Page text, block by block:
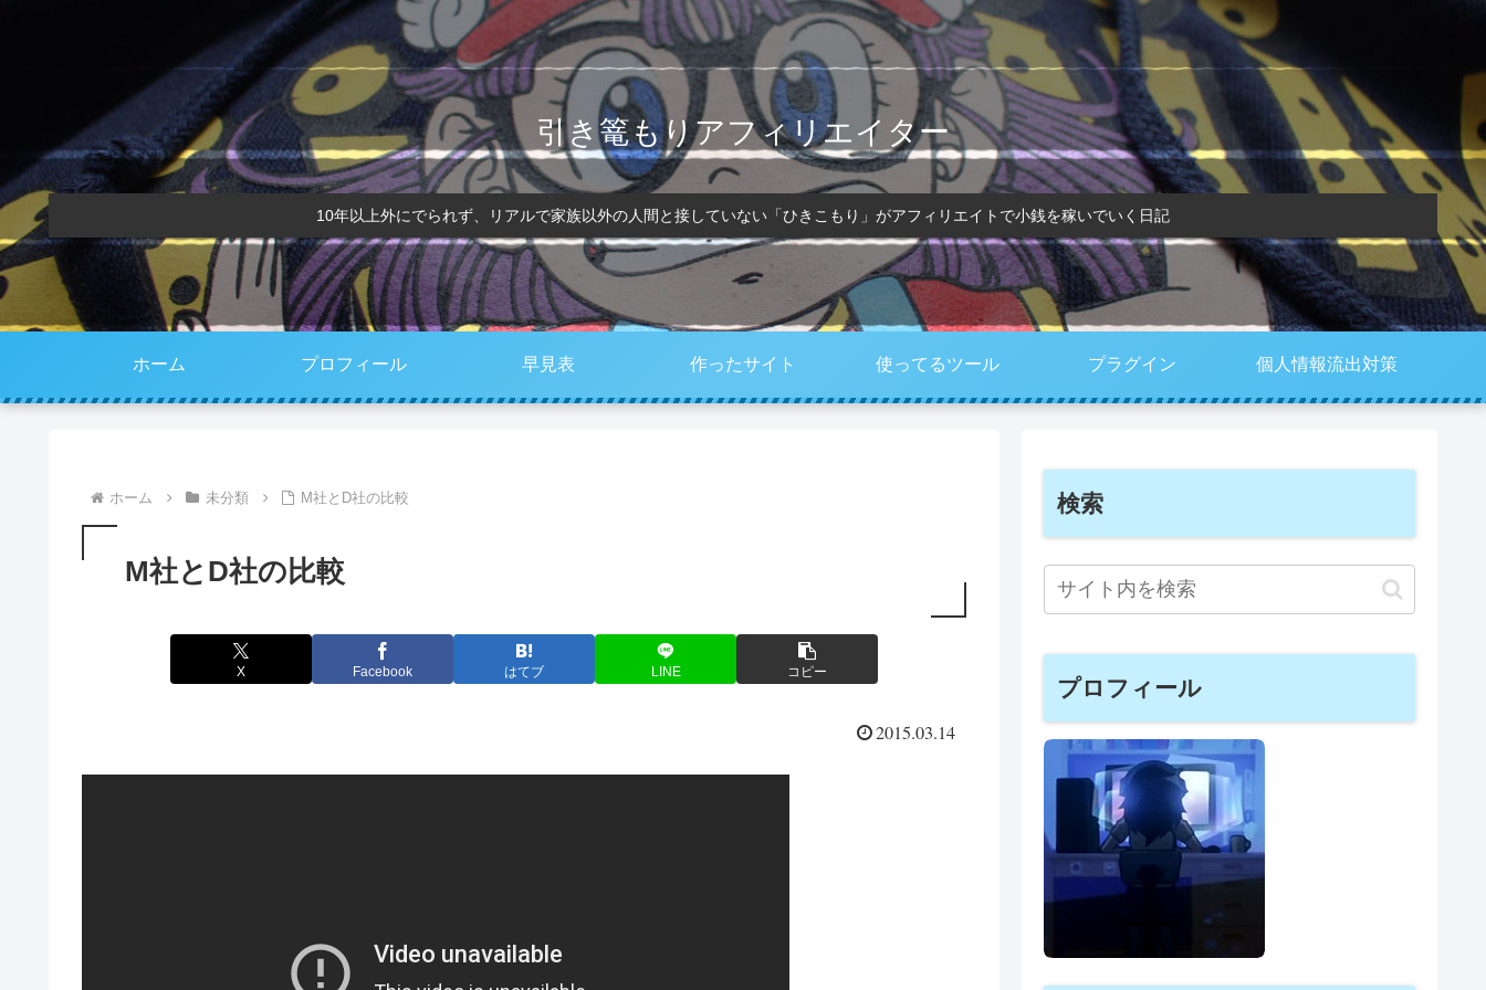
引き篭もりアフィリエイター
10年以上外にでられず、リアルで家族以外の人間と接していない「ひきこもり」がアフィリエイトで小銭を稼いでいく日記
ホーム プロフィール 早見表 作ったサイト 使ってるツール プラグイン 個人情報流出対策
ホーム 未分類 M社とD社の比較
M社とD社の比較
X Facebook はてブ LINE コピー
2015.03.14
検索
プロフィール